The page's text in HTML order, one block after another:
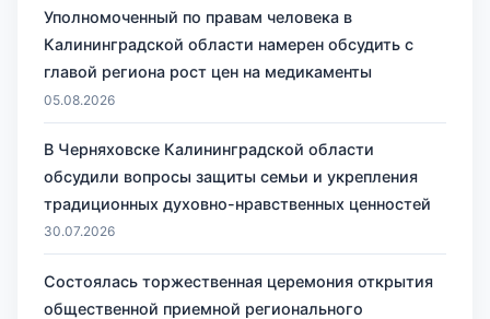
Уполномоченный по правам человека в
Калининградской области намерен обсудить с
главой региона рост цен на медикаменты
05.08.2026
В Черняховске Калининградской области
обсудили вопросы защиты семьи и укрепления
традиционных духовно-нравственных ценностей
30.07.2026
Состоялась торжественная церемония открытия
общественной приемной регионального